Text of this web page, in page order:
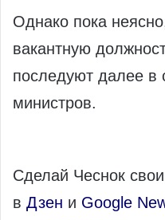
Однако пока
вакантную
последуют далее в
министров.
Сделай Чеснок
в Дзен и Google